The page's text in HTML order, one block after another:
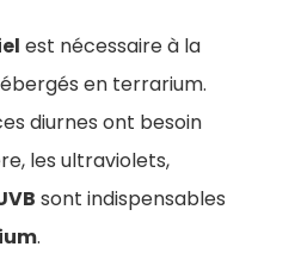
est nécessaire à la
en terrarium.
diurnes ont besoin
les ultraviolets,
sont indispensables
.